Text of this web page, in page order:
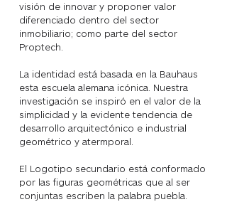
visión de innovar y proponer valor
diferenciado dentro del sector
inmobiliario; como parte del sector
Proptech.
La identidad está basada en la Bauhaus
esta escuela alemana icónica. Nuestra
investigación se inspiró en el valor de la
simplicidad y la evidente tendencia de
desarrollo arquitectónico e industrial
geométrico y atermporal.
El Logotipo secundario está conformado
por las figuras geométricas que al ser
conjuntas escriben la palabra puebla.